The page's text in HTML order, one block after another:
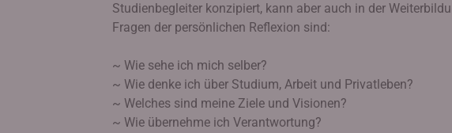
Studienbegleiter konzipiert, kann aber auch in der
Fragen der persönlichen Reflexion sind:
~ Wie sehe ich mich selber?
~ Wie denke ich über Studium, Arbeit und Privatleben?
~ Welches sind meine Ziele und Visionen?
~ Wie übernehme ich Verantwortung?